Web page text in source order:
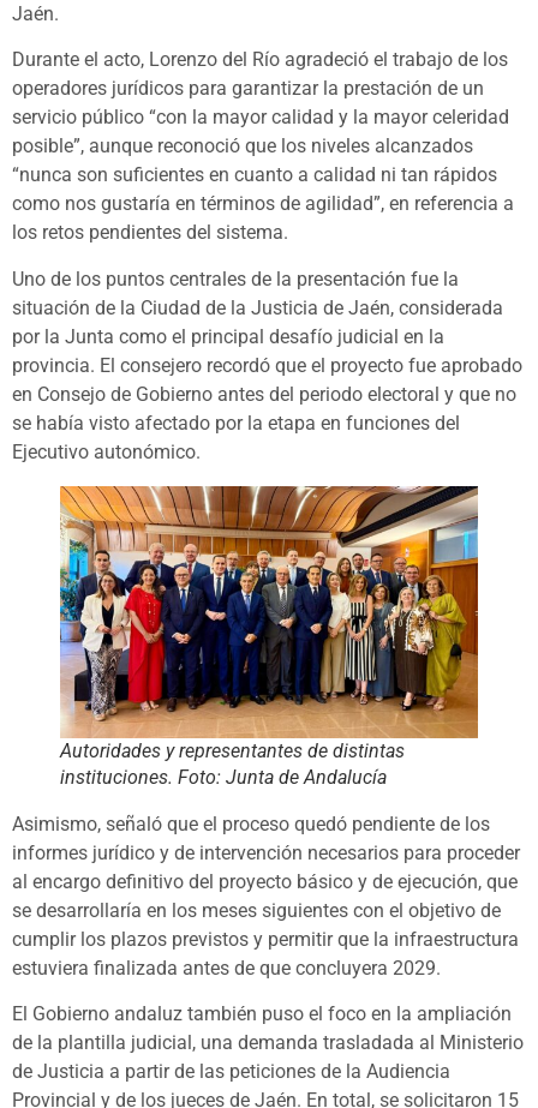
Jaén.
Durante el acto, Lorenzo del Río agradeció el trabajo de los
operadores jurídicos para garantizar la prestación de un
servicio público “con la mayor calidad y la mayor celeridad
posible”, aunque reconoció que los niveles alcanzados
“nunca son suficientes en cuanto a calidad ni tan rápidos
como nos gustaría en términos de agilidad”, en referencia a
los retos pendientes del sistema.
Uno de los puntos centrales de la presentación fue la
situación de la Ciudad de la Justicia de Jaén, considerada
por la Junta como el principal desafío judicial en la
provincia. El consejero recordó que el proyecto fue aprobado
en Consejo de Gobierno antes del periodo electoral y que no
se había visto afectado por la etapa en funciones del
Ejecutivo autonómico.
Autoridades y representantes de distintas
instituciones. Foto: Junta de Andalucía
Asimismo, señaló que el proceso quedó pendiente de los
informes jurídico y de intervención necesarios para proceder
al encargo definitivo del proyecto básico y de ejecución, que
se desarrollaría en los meses siguientes con el objetivo de
cumplir los plazos previstos y permitir que la infraestructura
estuviera finalizada antes de que concluyera 2029.
El Gobierno andaluz también puso el foco en la ampliación
de la plantilla judicial, una demanda trasladada al Ministerio
de Justicia a partir de las peticiones de la Audiencia
Provincial y de los jueces de Jaén. En total, se solicitaron 15